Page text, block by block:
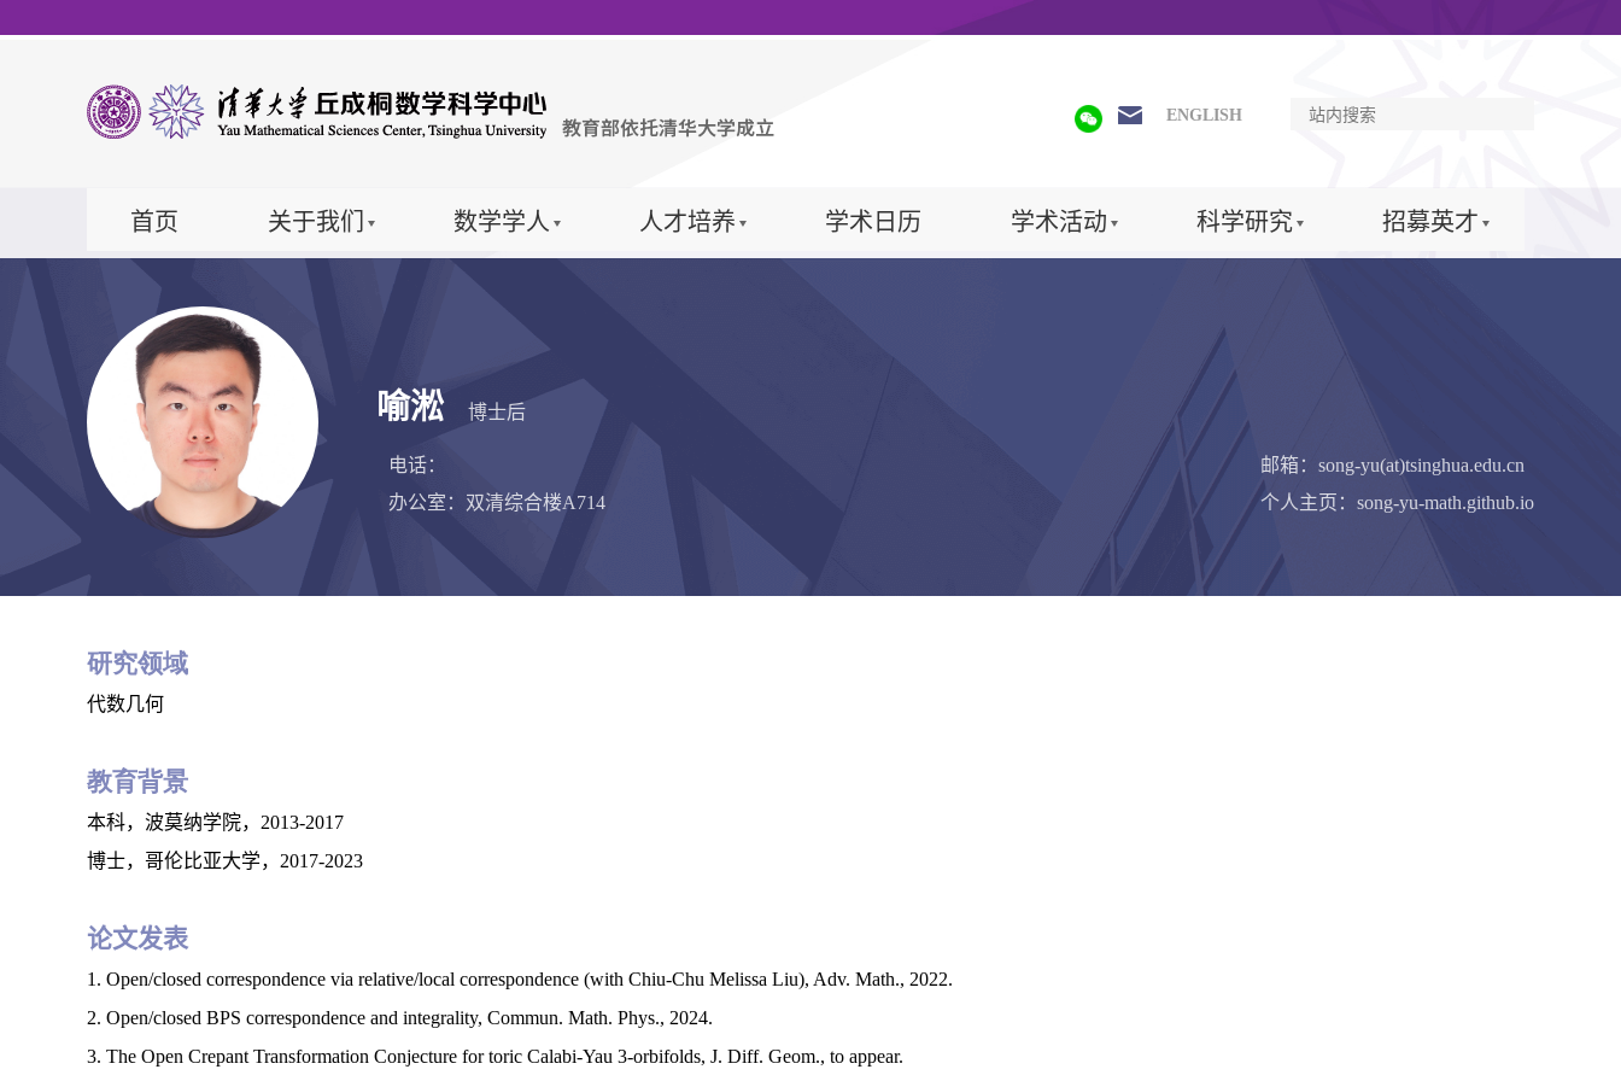
ENGLISH
首页 关于我们 数学学人 人才培养 学术日历 学术活动 科学研究 招募英才
喻淞 博士后
电话：
办公室：双清综合楼A714
邮箱：song-yu(at)tsinghua.edu.cn
个人主页：song-yu-math.github.io
研究领域
代数几何
教育背景
本科，波莫纳学院，2013-2017
博士，哥伦比亚大学，2017-2023
论文发表
1. Open/closed correspondence via relative/local correspondence (with Chiu-Chu Melissa Liu), Adv. Math., 2022.
2. Open/closed BPS correspondence and integrality, Commun. Math. Phys., 2024.
3. The Open Crepant Transformation Conjecture for toric Calabi-Yau 3-orbifolds, J. Diff. Geom., to appear.